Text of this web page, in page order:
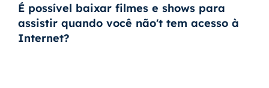
É possível baixar filmes e shows para
assistir quando você não't tem acesso à
Internet?